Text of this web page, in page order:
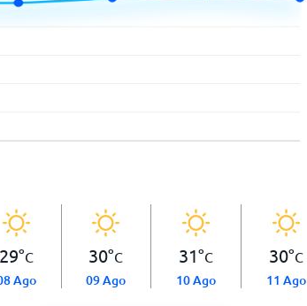
29°C
Ago
30°C
09 Ago
31°C
10 Ago
30°C
11 Ago